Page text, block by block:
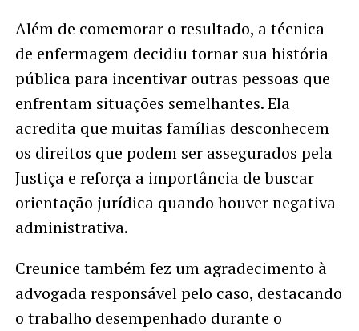
Além de comemorar o resultado, a técnica
de enfermagem decidiu tornar sua história
pública para incentivar outras pessoas que
enfrentam situações semelhantes. Ela
acredita que muitas famílias desconhecem
os direitos que podem ser assegurados pela
Justiça e reforça a importância de buscar
orientação jurídica quando houver negativa
administrativa.
Creunice também fez um agradecimento à
advogada responsável pelo caso, destacando
o trabalho desempenhado durante o